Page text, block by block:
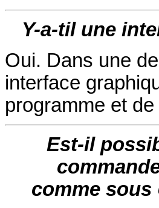
Y-a-til une
Oui. Dans une
interface
programme et
Est-il
comme sous